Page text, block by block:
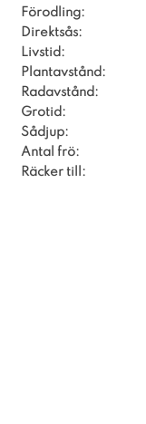
Förodling:
Direktsås:
Livstid:
Plantavstånd:
Radavstånd:
Grotid:
Sådjup:
Antal frö:
Räcker till: